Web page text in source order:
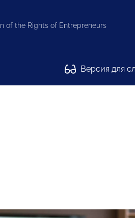
of the Rights of Entrepreneurs
Версия для